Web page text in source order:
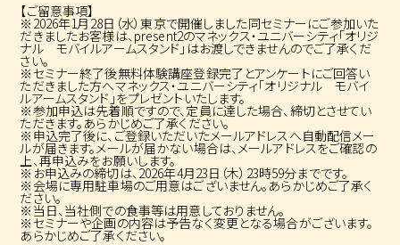
【ご留意事項】
※2026年1月28日（水）東京で開催しました同セミナーにご参加いた
だきましたお客様は、present2のマネックス・ユニバーシティ「オリジ
ナル モバイルアームスタンド」はお渡しできませんのでご了承くだ
さい。
※セミナー終了後無料体験講座登録完了とアンケートにご回答い
ただきました方へマネックス・ユニバーシティ「オリジナル モバイ
ルアームスタンド」をプレゼントいたします。
※参加申込は先着順ですので、定員に達した場合、締切とさせてい
ただきます。あらかじめご了承ください。
※申込完了後に、ご登録いただいたメールアドレスへ自動配信メー
ルが届きます。メールが届かない場合は、メールアドレスをご確認の
上、再申込みをお願いします。
※お申込みの締切は、2026年4月23日（木）23時59分までです。
※会場に専用駐車場のご用意はございません。あらかじめご了承く
ださい。
※当日、当社側での食事等は用意しておりません。
※セミナーや企画の内容は予告なく変更となる場合がございます。
あらかじめご了承ください。